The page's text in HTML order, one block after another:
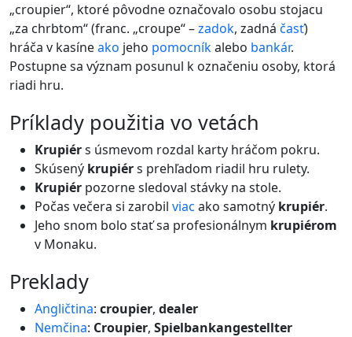
„croupier“, ktoré pôvodne označovalo osobu stojacu
„za chrbtom“ (franc. „croupe“ –zadok, zadná časť)
hráča v kasíneako jeho pomocníkalebo bankár.
Postupne sa význam posunul k označeniu osoby, ktorá
riadi hru.
príklady použitia vo vetách
Krupiérs úsmevom rozdal karty hráčom pokru.
Skúsený krupiérs prehľadom riadil hru rulety.
Krupiér pozorne sledoval stávky na stole.
Počas večera si zarobil viac ako samotný krupiér.
Jeho snom bolo stať sa profesionálnym krupiérom
v Monaku.
preklady
Angličtina: croupier, dealer
Nemčina: Croupier, Spielbankangestellter